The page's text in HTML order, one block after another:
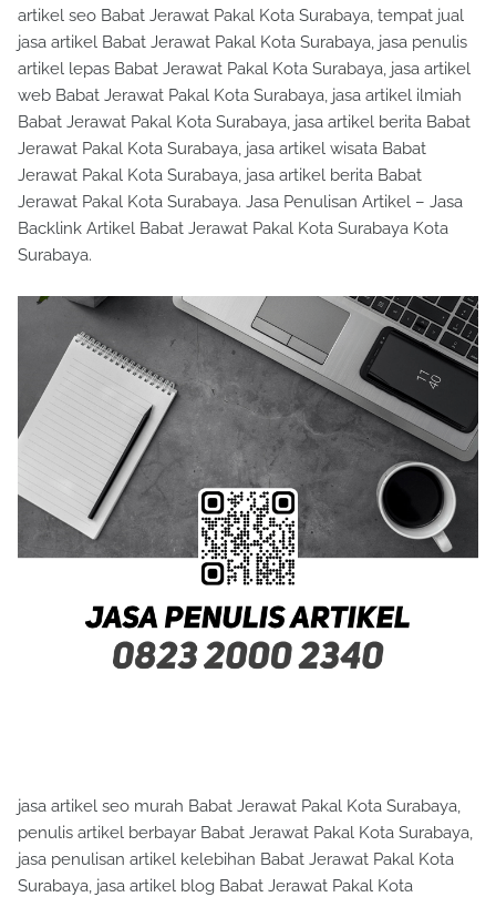
artikel seo Babat Jerawat Pakal Kota Surabaya, tempat jual
jasa artikel Babat Jerawat Pakal Kota Surabaya, jasa penulis
artikel lepas Babat Jerawat Pakal Kota Surabaya, jasa artikel
web Babat Jerawat Pakal Kota Surabaya, jasa artikel ilmiah
Babat Jerawat Pakal Kota Surabaya, jasa artikel berita Babat
Jerawat Pakal Kota Surabaya, jasa artikel wisata Babat
Jerawat Pakal Kota Surabaya, jasa artikel berita Babat
Jerawat Pakal Kota Surabaya. Jasa Penulisan Artikel – Jasa
Backlink Artikel Babat Jerawat Pakal Kota Surabaya Kota
Surabaya.
jasa artikel seo murah Babat Jerawat Pakal Kota Surabaya,
penulis artikel berbayar Babat Jerawat Pakal Kota Surabaya,
jasa penulisan artikel kelebihan Babat Jerawat Pakal Kota
Surabaya, jasa artikel blog Babat Jerawat Pakal Kota